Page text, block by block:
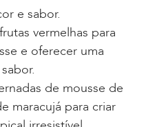
e sabor.
vermelhas para
e oferecer uma
de mousse de
maracujá para criar